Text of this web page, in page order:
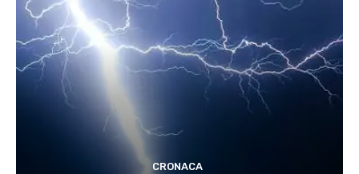
CRONACA